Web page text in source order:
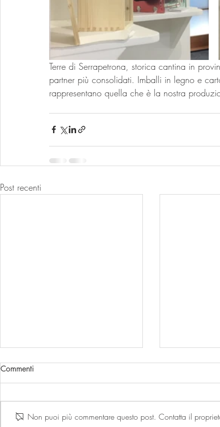
Terre di Serrapetrona, storica cantina in
partner più consolidati. Imballi in legno e
rappresentano quella che è la nostra
Post recenti
Target siamo noi!
Commenti
Non puoi più commentare questo post. Contatta il